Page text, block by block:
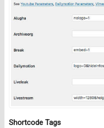
Shortcode Tags